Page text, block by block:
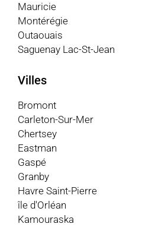
Mauricie
Montérégie
Outaouais
Saguenay Lac-St-Jean
Villes
Bromont
Carleton-Sur-Mer
Chertsey
Eastman
Gaspé
Granby
Havre Saint-Pierre
île d'Orléan
Kamouraska